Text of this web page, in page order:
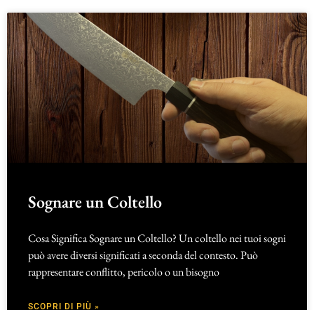
Sognare un Coltello
Cosa Significa Sognare un Coltello? Un coltello nei tuoi sogni
può avere diversi significati a seconda del contesto. Può
rappresentare conflitto, pericolo o un bisogno
SCOPRI DI PIÙ »